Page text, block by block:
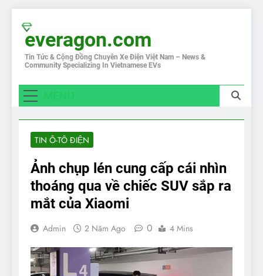
content
everagon.com
Tin Tức & Cộng Đồng Chuyên Xe Điện Việt Nam – News &
Community Specializing In Vietnamese EVs
TIN Ô-TÔ ĐIỆN
Ảnh chụp lén cung cấp cái nhìn
thoáng qua về chiếc SUV sắp ra
mắt của Xiaomi
Admin 2 Năm Ago 0 4 Mins